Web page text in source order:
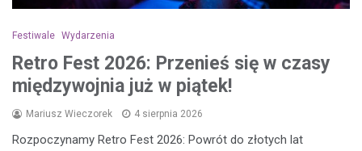
Festiwale Wydarzenia
Retro Fest 2026: Przenieś się w czasy
międzywojnia już w piątek!
Mariusz Wieczorek 4 sierpnia 2026
Rozpoczynamy Retro Fest 2026: Powrót do złotych lat